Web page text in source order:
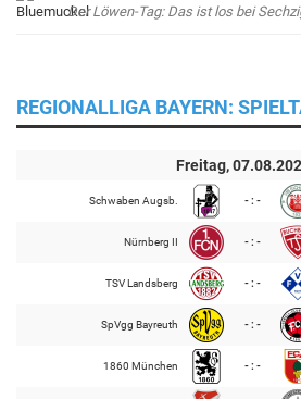
Der Löwen-Tag: Das ist los bei
REGIONALLIGA BAYERN:
Freitag,
Schwaben Augsb. - : -
Nürnberg II - : -
TSV Landsberg - : -
SpVgg Bayreuth - : -
1860 München - : -